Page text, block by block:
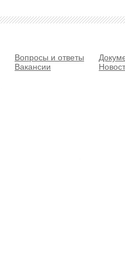
Вопросы и ответы
Вакансии